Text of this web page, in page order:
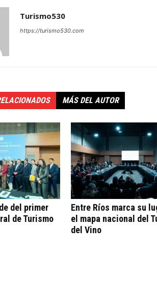
Turismo530
https://turismo530.com
MÁS DEL AUTOR
del primer
de Turismo
Entre Ríos marca su
el mapa nacional del
del Vino